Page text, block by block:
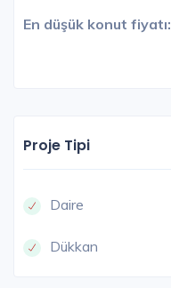
En düşük konut fiyatı:
Proje Tipi
Daire
Dükkan